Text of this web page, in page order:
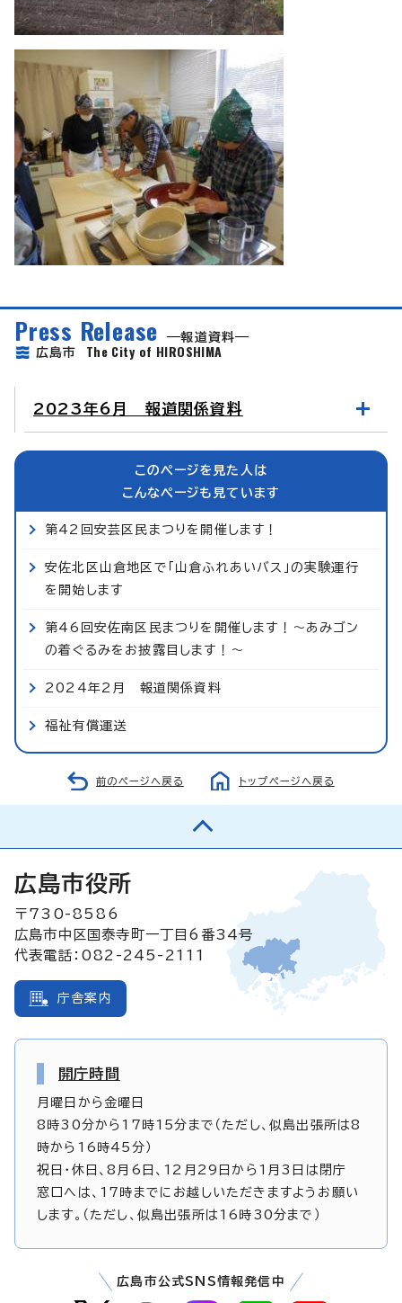
Press Release
報道資料
広島市 The City of HIROSHIMA
2023年6月 報道関係資料
このページを見た人は
こんなページも見ています
第42回安芸区民まつりを開催します！
安佐北区山倉地区で「山倉ふれあいバス」の実験運行
を開始します
第46回安佐南区民まつりを開催します！～あみゴン
の着ぐるみをお披露目します！～
2024年2月 報道関係資料
福祉有償運送
前のページへ戻る トップページへ戻る
広島市役所
〒730-8586
広島市中区国泰寺町一丁目6番34号
代表電話：082-245-2111
庁舎案内
開庁時間
月曜日から金曜日
8時30分から17時15分まで（ただし、似島出張所は8
時から16時45分）
祝日・休日、8月6日、12月29日から1月3日は閉庁
窓口へは、17時までにお越しいただきますようお願い
します。（ただし、似島出張所は16時30分まで）
広島市公式SNS情報発信中